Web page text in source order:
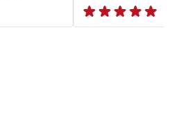
ratings.NaN